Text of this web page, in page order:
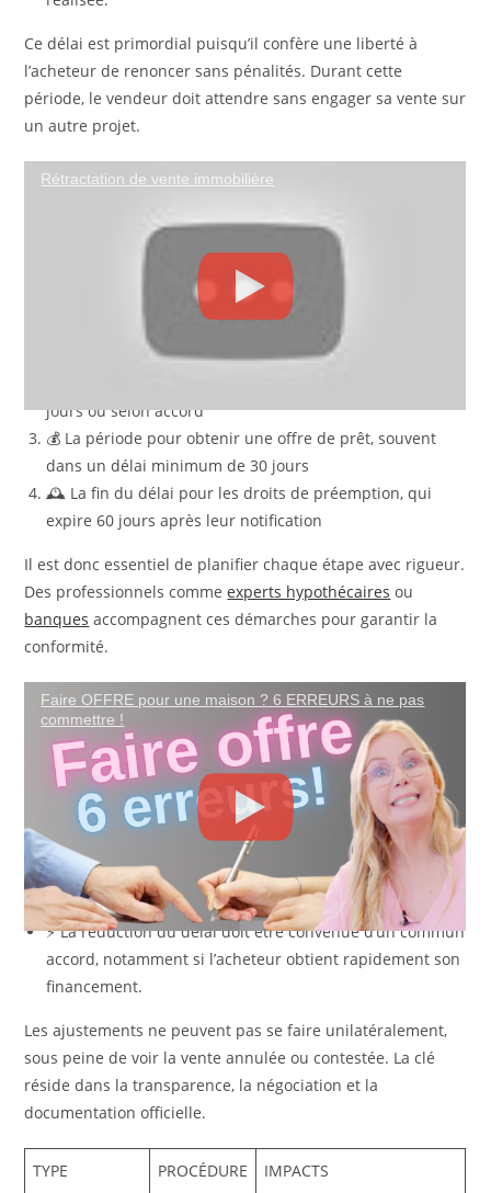
Ce délai est primordial puisqu’il confère une liberté à
l’acheteur de renoncer sans pénalités. Durant cette
période, le vendeur doit attendre sans engager sa vente sur
un autre projet.
Rétractation de vente immobilière
Les délais spécifiques à respecter dans un
Plusieurs échéances doivent impérativement être
respectées pour sécuriser la transaction :
🕒 Le délai de rétractation de 10 jours calendaires,
incluant jours fériés et week-ends
jours ou selon accord
💰 La période pour obtenir une offre de prêt, souvent
dans un délai minimum de 30 jours
🕰️ La fin du délai pour les droits de préemption, qui
expire 60 jours après leur notification
Il est donc essentiel de planifier chaque étape avec rigueur.
Des professionnels commeexperts hypothécaires ou
banques accompagnent ces démarches pour garantir la
conformité.
Faire OFFRE pour une maison ? 6 ERREURS à ne pas
commettre !
Prolongation et réduction du délai : comment
faire ?
Si des imprévus surgissent ou si la transaction avance plus
vite, il est possible d’adapter la durée du compromis :
🔄 La prolongation s’effectue via un
avenant signé par
toutes les parties
. Elle doit être rédigée par le notaire et
mentionnée dans le contrat.
⚡ La réduction du délai doit être convenue d’un commun
accord, notamment si l’acheteur obtient rapidement son
financement.
Les ajustements ne peuvent pas se faire unilatéralement,
sous peine de voir la vente annulée ou contestée. La clé
réside dans la transparence, la négociation et la
documentation officielle.
TYPE
PROCÉDURE IMPACTS